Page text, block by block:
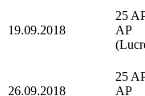
19.09.2018
25
AP
26.09.2018
25
AP